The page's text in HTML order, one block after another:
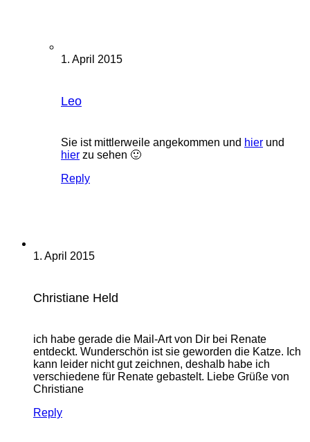
1. April 2015
Leo
Sie ist mittlerweile angekommen und hier und
hier zu sehen 🙂
Reply
1. April 2015
Christiane Held
ich habe gerade die Mail-Art von Dir bei Renate
entdeckt. Wunderschön ist sie geworden die Katze. Ich
kann leider nicht gut zeichnen, deshalb habe ich
verschiedene für Renate gebastelt. Liebe Grüße von
Christiane
Reply